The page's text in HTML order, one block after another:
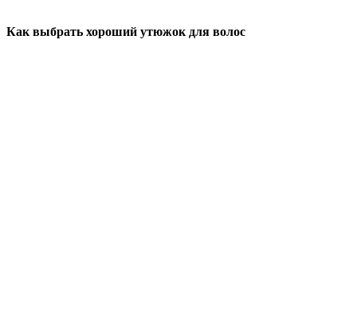
Как выбрать хороший утюжок для волос